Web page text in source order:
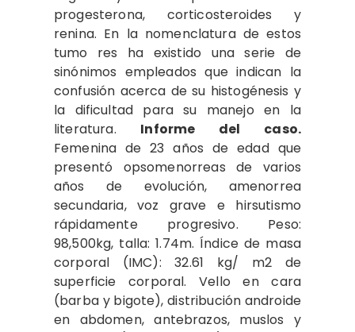
proges­terona, corticosteroides y
renina. En la nomenclatura de estos
tumo­ res ha existido una serie de
sinóni­mos empleados que indican la
confusión acerca de su histo­génesis y
la dificultad para su manejo en la
literatura. Informe del caso.
Femenina de 23 años de edad que
presentó opsomenorreas de varios
años de evolución, ame­norrea
secundaria, voz grave e hirsutismo
rápidamente progresivo. Peso:
98,500kg, talla: 1.74m. Índice de masa
corporal (IMC): 32.61 kg/ m2 de
superficie corporal. Vello en cara
(barba y bigote), distribución androide
en abdomen, antebrazos, muslos y